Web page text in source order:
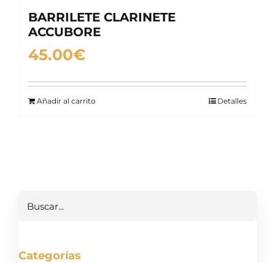
BARRILETE CLARINETE
ACCUBORE
45.00€
Añadir al carrito Detalles
Categorías